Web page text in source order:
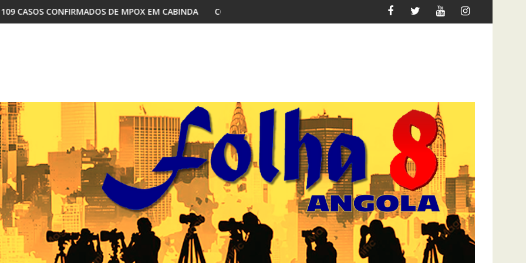
MPOX EM CABINDA COMO A DISPUTA INTERNA NO MPLA REDEFINE O JOGO PARA 2027DOCENTES DA ACADEMIA DO EXÉCITO